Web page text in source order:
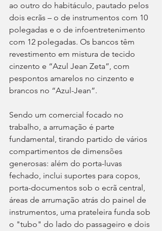
ao outro do habitáculo, pautado pelos
dois ecrãs – o de instrumentos com 10
polegadas e o de infoentretenimento
com 12 polegadas. Os bancos têm
revestimento em mistura de tecido
cinzento e “Azul Jean Zeta”, com
pespontos amarelos no cinzento e
brancos no “Azul-Jean”.
Sendo um comercial focado no
trabalho, a arrumação é parte
fundamental, tirando partido de vários
compartimentos de dimensões
generosas: além do porta-luvas
fechado, inclui suportes para copos,
porta-documentos sob o ecrã central,
áreas de arrumação atrás do painel de
instrumentos, uma prateleira funda sob
o "tubo" do lado do passageiro e dois